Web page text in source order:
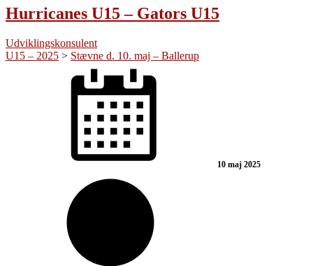
Hurricanes U15 – Gators U15
Udviklingskonsulent
U15 – 2025 > Stævne d. 10. maj – Ballerup
10 maj 2025